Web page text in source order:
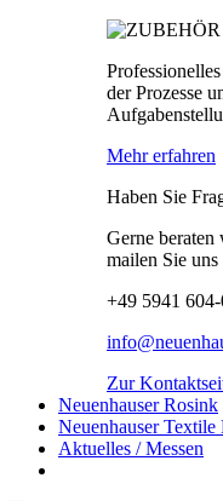
der Prozesse
Mehr erfahren
Haben Sie
Gerne beraten
mailen Sie
+49 5941
Zur
Neuenhauser Rosink
Neuenhauser
Aktuelles / Messen